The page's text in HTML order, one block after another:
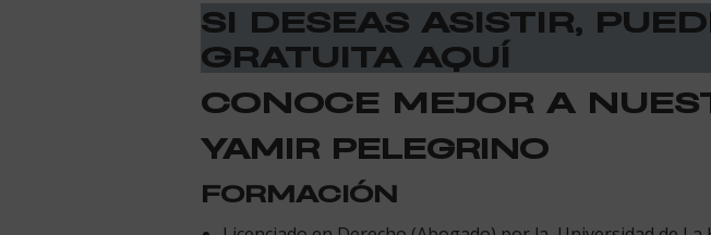
SI DESEAS ASISTIR,
GRATUITA AQUÍ
CONOCE MEJOR A
YAMIR PELEGRINO
FORMACIÓN